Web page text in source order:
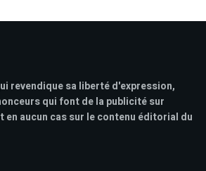
revendique sa liberté d'expression,
qui font de la publicité sur
en aucun cas sur le contenu éditorial du